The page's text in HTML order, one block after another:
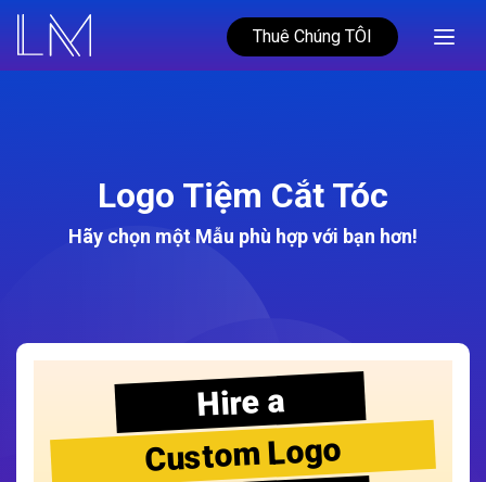
Thuê Chúng TÔI
Logo Tiệm Cắt Tóc
Hãy chọn một Mẫu phù hợp với bạn hơn!
Hire a
Custom Logo